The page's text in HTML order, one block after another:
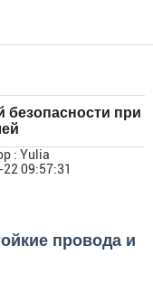
безопасности при
: Yulia
09:57:31
провода и